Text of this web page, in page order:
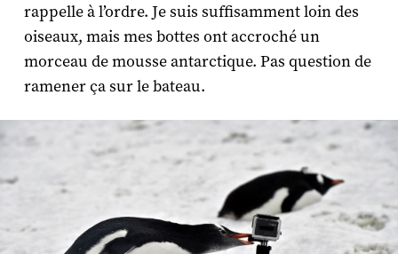
rappelle à l’ordre. Je suis suffisamment loin des
oiseaux, mais mes bottes ont accroché un
morceau de mousse antarctique. Pas question de
ramener ça sur le bateau.